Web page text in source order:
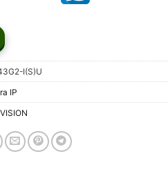
I(S)U
IP